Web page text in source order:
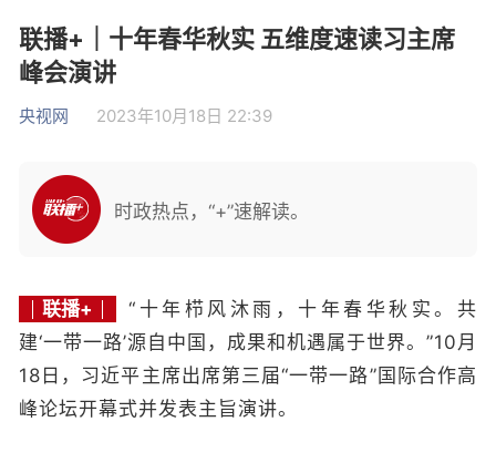
联播+｜十年春华秋实 五维度速读习主席
峰会演讲
央视网 2023年10月18日 22:39
时政热点，“+”速解读。
联播+
“十年栉风沐雨，十年春华秋实。共
建‘一带一路’源自中国，成果和机遇属于世界。”10月
18日，习近平主席出席第三届“一带一路”国际合作高
峰论坛开幕式并发表主旨演讲。